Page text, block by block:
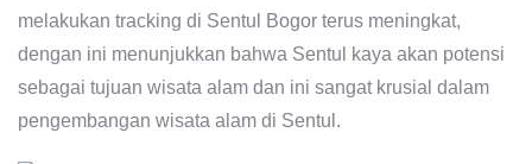
melakukan tracking di Sentul Bogor terus meningkat,
dengan ini menunjukkan bahwa Sentul kaya akan potensi
sebagai tujuan wisata alam dan ini sangat krusial dalam
pengembangan wisata alam di Sentul.